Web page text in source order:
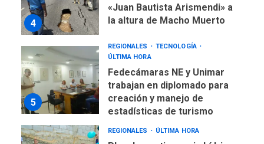
ÚLTIMA HORA
Fedecámaras NE y Unimar
creación y manejo de
estadísticas de turismo
6
ÚLTIMA HORA
Plan de contingencia hídrica
en Nueva Esparta consolida
insular